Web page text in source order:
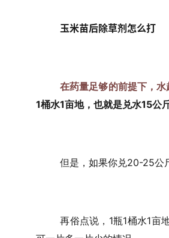
玉米苗后除草剂怎么打
在药量足够的前提下，水
1桶水1亩地，也就是兑水15公
但是，如果你兑20-25公
再俗点说，1瓶1桶水1亩